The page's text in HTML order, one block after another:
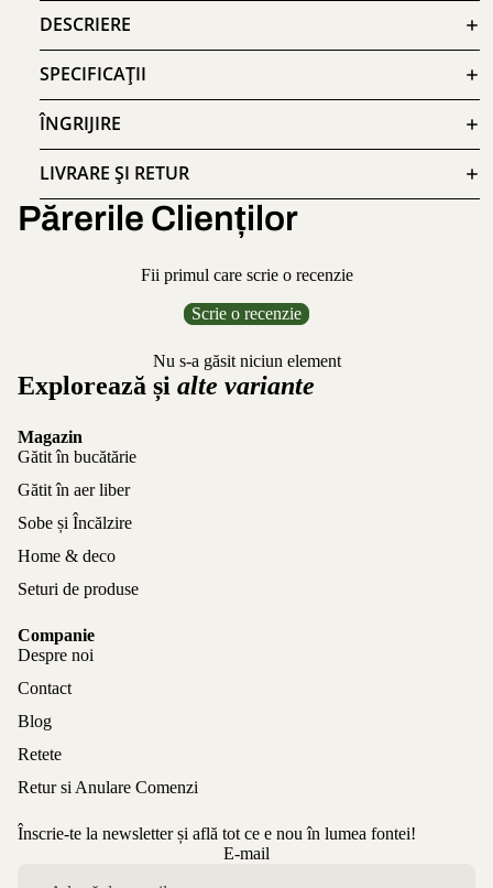
DESCRIERE
SPECIFICAȚII
ÎNGRIJIRE
LIVRARE ȘI RETUR
Părerile Clienților
Fii primul care scrie o recenzie
Scrie o recenzie
Nu s-a găsit niciun element
Explorează și alte variante
Magazin
Gătit în bucătărie
Gătit în aer liber
Sobe și Încălzire
Home & deco
Seturi de produse
Companie
Despre noi
Contact
Blog
Retete
Retur si Anulare Comenzi
Înscrie-te la newsletter și află tot ce e nou în lumea fontei!
E-mail
Politica de confidențialitate